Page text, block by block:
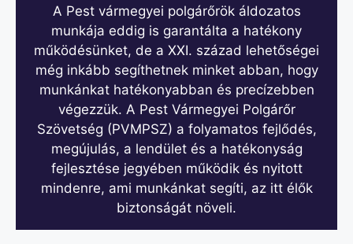
A Pest vármegyei polgárőrök áldozatos
munkája eddig is garantálta a hatékony
működésünket, de a XXI. század lehetőségei
még inkább segíthetnek minket abban, hogy
munkánkat hatékonyabban és precízebben
végezzük. A Pest Vármegyei Polgárőr
Szövetség (PVMPSZ) a folyamatos fejlődés,
megújulás, a lendület és a hatékonyság
fejlesztése jegyében működik és nyitott
mindenre, ami munkánkat segíti, az itt élők
biztonságát növeli.